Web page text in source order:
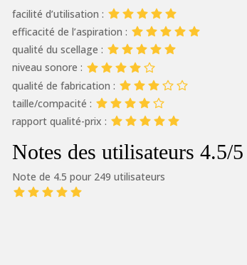
facilité d’utilisation :
efficacité de l’aspiration :
qualité du scellage :
niveau sonore :
qualité de fabrication :
taille/compacité :
rapport qualité-prix :
Notes des utilisateurs 4.5/5
Note de 4.5 pour 249 utilisateurs